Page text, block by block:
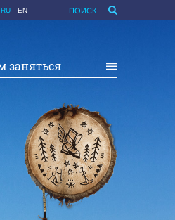
RU EN ПОИСК
заняться